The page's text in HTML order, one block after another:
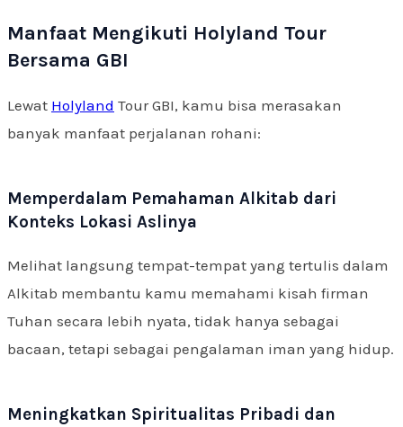
Manfaat Mengikuti Holyland Tour
Bersama GBI
Lewat Holyland Tour GBI, kamu bisa merasakan
banyak manfaat perjalanan rohani:
Memperdalam Pemahaman Alkitab dari
Konteks Lokasi Aslinya
Melihat langsung tempat-tempat yang tertulis dalam
Alkitab membantu kamu memahami kisah firman
Tuhan secara lebih nyata, tidak hanya sebagai
bacaan, tetapi sebagai pengalaman iman yang hidup.
Meningkatkan Spiritualitas Pribadi dan